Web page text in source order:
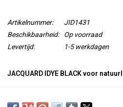
Artikelnummer:
JID1431
Beschikbaarheid:
Op voorraad
Levertijd:
1-5 werkdagen
JACQUARD IDYE BLACK voor
met Jacquard iDye Black, dé